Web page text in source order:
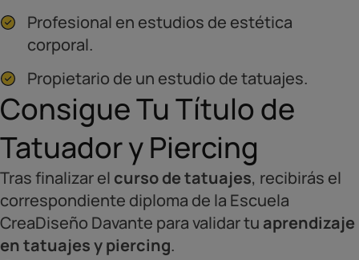
Profesional en estudios de estética
corporal.
Propietario de un estudio de tatuajes.
Consigue Tu Título de
Tatuador y Piercing
Tras finalizar el curso de tatuajes, recibirás el
correspondiente diploma de la Escuela
CreaDiseño Davante para validar tu aprendizaje
en tatuajes y piercing.